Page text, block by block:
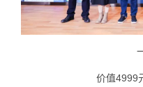
价值4999